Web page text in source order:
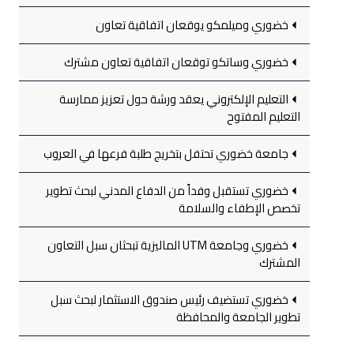
خضوري وميلمكو يوقعان اتفاقية تعاون
خضوري وساتكو توقعان اتفاقية تعاون مشترك
التعليم الإلكتروني يعقد ورشة حول تعزيز ممارسة
التعليم المفتوح
جامعة خضوري تحتفل بتخريج طلبة فرعها في العروب
خضوري تستقبل وفداً من الدفاع المدني لبحث تطوير
تخصص الإطفاء والسلامة
خضوري وجامعة UTM الماليزية تبحثان سبل التعاون
المشترك
خضوري تستضيف رئيس صندوق الاستثمار لبحث سبل
تطوير الجامعة والمحافظة